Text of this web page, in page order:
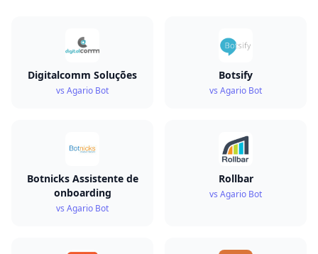
Digitalcomm Soluções
vs Agario Bot
Botsify
vs Agario Bot
Botnicks Assistente de
onboarding
vs Agario Bot
Rollbar
vs Agario Bot